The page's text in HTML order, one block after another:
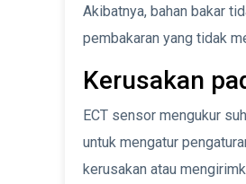
Akibatnya, bahan bakar
pembakaran yang tidak
Kerusakan
ECT sensor mengukur
untuk mengatur
kerusakan atau